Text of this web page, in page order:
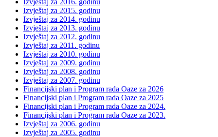
Izvještaj za 2016. godinu
Izvještaj za 2015. godinu
Izvještaj za 2014. godinu
Izvještaj za 2013. godinu
Izvještaj za 2012. godinu
Izvještaj za 2011. godinu
Izvještaj za 2010. godinu
Izvještaj za 2009. godinu
Izvještaj za 2008. godinu
Izvještaj za 2007. godinu
Financijski plan i Program rada Oaze za 2026
Financijski plan i Program rada Oaze za 2025
Financijski plan i Program rada Oaze za 2024.
Financijski plan i Program rada Oaze za 2023.
Izvještaj za 2006. godinu
Izvještaj za 2005. godinu